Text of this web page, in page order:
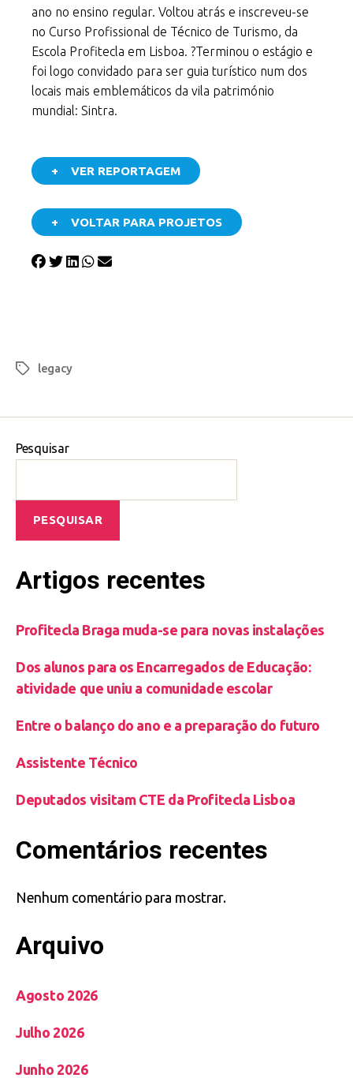
ano no ensino regular. Voltou atrás e inscreveu-se
no Curso Profissional de Técnico de Turismo, da
Escola Profitecla em Lisboa. ?Terminou o estágio e
foi logo convidado para ser guia turístico num dos
locais mais emblemáticos da vila património
mundial: Sintra.
+ VER REPORTAGEM
+ VOLTAR PARA PROJETOS
legacy
Pesquisar
PESQUISAR
Artigos recentes
Profitecla Braga muda-se para novas instalações
Dos alunos para os Encarregados de Educação:
atividade que uniu a comunidade escolar
Entre o balanço do ano e a preparação do futuro
Assistente Técnico
Deputados visitam CTE da Profitecla Lisboa
Comentários recentes
Nenhum comentário para mostrar.
Arquivo
Agosto 2026
Julho 2026
Junho 2026